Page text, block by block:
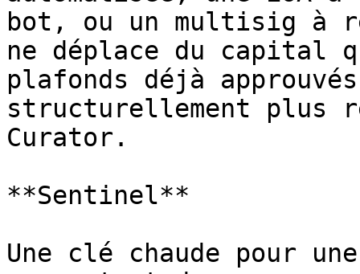
bot, ou un multisig à
ne déplace du capital
plafonds déjà
structurellement plus
Curator.
**Sentinel**
Une clé chaude pour